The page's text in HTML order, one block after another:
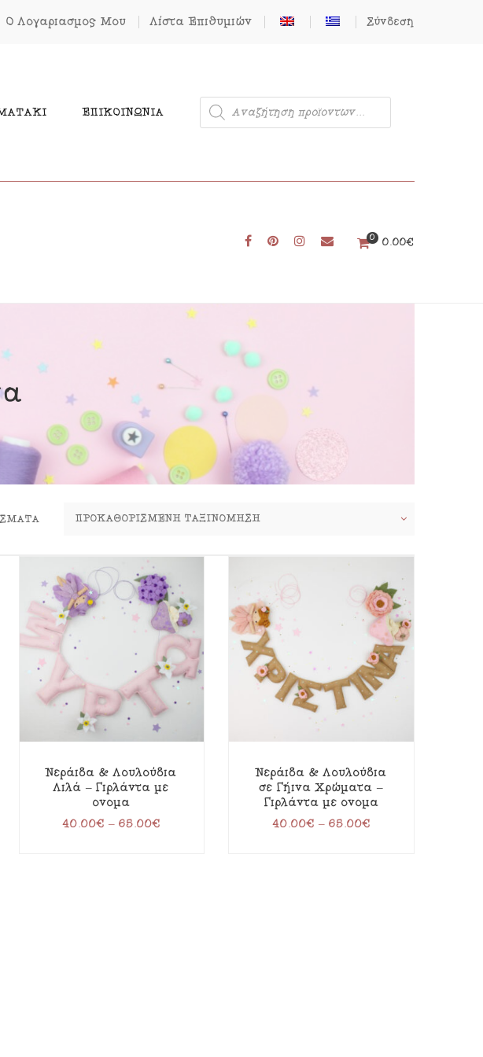
Ο Λογαριασμός Μου Λίστα Επιθυμιών Σύνδεση
Μονόκερος
Δωρεάν Πατρόν
ΕΠΙΚΟΙΝΩΝΊΑ
0 0.00€
Νεράιδα & Λουλούδια
Λιλά – Γιρλάντα με
όνομα
40.00€ – 65.00€
Νεράιδα & Λουλούδια
σε Γήινα Χρώματα –
Γιρλάντα με όνομα
40.00€ – 65.00€